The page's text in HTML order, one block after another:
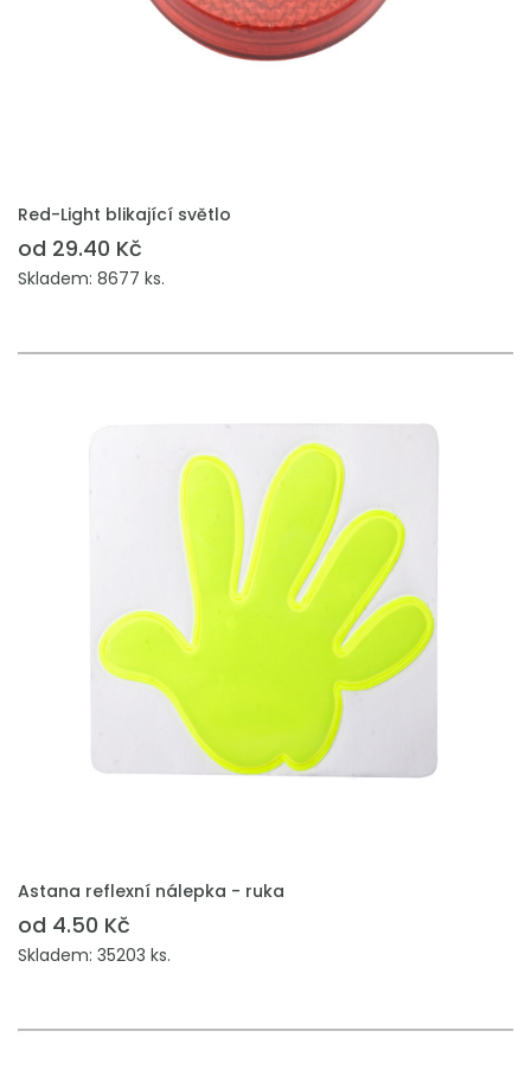
PŘIDAT DO POPTÁVKY
Red-Light blikající světlo
od 29.40 Kč
Skladem: 8677 ks.
PŘIDAT DO POPTÁVKY
Astana reflexní nálepka - ruka
od 4.50 Kč
Skladem: 35203 ks.